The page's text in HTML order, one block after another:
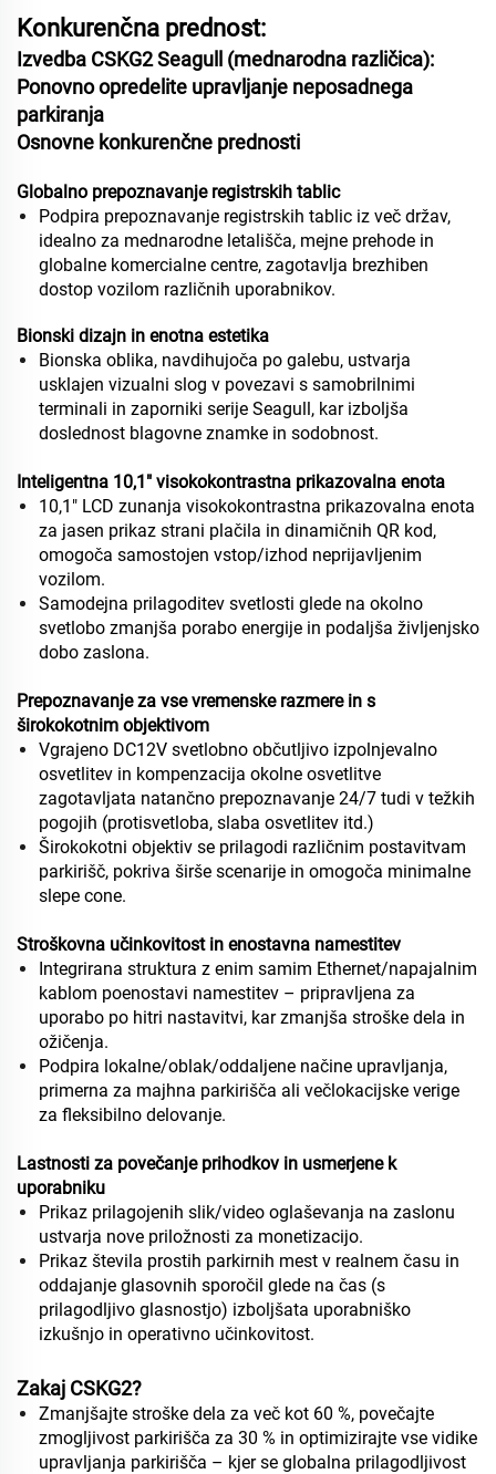
Konkurenčna prednost:
Izvedba CSKG2 Seagull (mednarodna različica):
Ponovno opredelite upravljanje neposadnega
parkiranja
Osnovne konkurenčne prednosti
Globalno prepoznavanje registrskih tablic
Podpira prepoznavanje registrskih tablic iz več držav,
idealno za mednarodne letališča, mejne prehode in
globalne komercialne centre, zagotavlja brezhiben
dostop vozilom različnih uporabnikov.
Bionski dizajn in enotna estetika
Bionska oblika, navdihujoča po galebu, ustvarja
usklajen vizualni slog v povezavi s samobrilnimi
terminali in zaporniki serije Seagull, kar izboljša
doslednost blagovne znamke in sodobnost.
Inteligentna 10,1" visokokontrastna prikazovalna enota
10,1" LCD zunanja visokokontrastna prikazovalna enota
za jasen prikaz strani plačila in dinamičnih QR kod,
omogoča samostojen vstop/izhod neprijavljenim
vozilom.
Samodejna prilagoditev svetlosti glede na okolno
svetlobo zmanjša porabo energije in podaljša življenjsko
dobo zaslona.
Prepoznavanje za vse vremenske razmere in s
širokokotnim objektivom
Vgrajeno DC12V svetlobno občutljivo izpolnjevalno
osvetlitev in kompenzacija okolne osvetlitve
zagotavljata natančno prepoznavanje 24/7 tudi v težkih
pogojih (protisvetloba, slaba osvetlitev itd.)
Širokokotni objektiv se prilagodi različnim postavitvam
parkirišč, pokriva širše scenarije in omogoča minimalne
slepe cone.
Stroškovna učinkovitost in enostavna namestitev
Integrirana struktura z enim samim Ethernet/napajalnim
kablom poenostavi namestitev – pripravljena za
uporabo po hitri nastavitvi, kar zmanjša stroške dela in
ožičenja.
Podpira lokalne/oblak/oddaljene načine upravljanja,
primerna za majhna parkirišča ali večlokacijske verige
za fleksibilno delovanje.
Lastnosti za povečanje prihodkov in usmerjene k
uporabniku
Prikaz prilagojenih slik/video oglaševanja na zaslonu
ustvarja nove priložnosti za monetizacijo.
Prikaz števila prostih parkirnih mest v realnem času in
oddajanje glasovnih sporočil glede na čas (s
prilagodljivo glasnostjo) izboljšata uporabniško
izkušnjo in operativno učinkovitost.
Zakaj CSKG2?
Zmanjšajte stroške dela za več kot 60 %, povečajte
zmogljivost parkirišča za 30 % in optimizirajte vse vidike
upravljanja parkirišča – kjer se globalna prilagodljivost